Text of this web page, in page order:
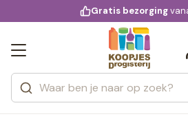
voor 20:00 uur
Gratis bezorging
Zoeken
Categorieën
Merken